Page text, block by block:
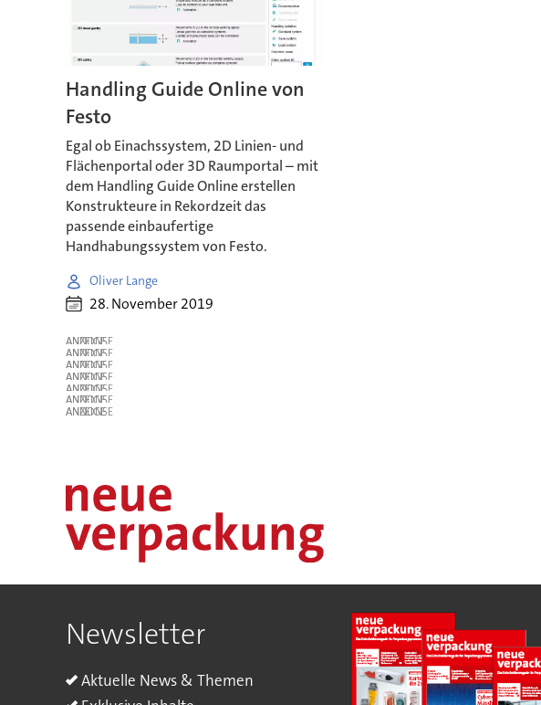
Handling Guide Online von
Festo
Egal ob Einachssystem, 2D Linien- und
Flächenportal oder 3D Raumportal – mit
dem Handling Guide Online erstellen
Konstrukteure in Rekordzeit das
passende einbaufertige
Handhabungssystem von Festo.
Oliver Lange
28. November 2019
ANZEIGE
ANZEIGE
ANZEIGE
ANZEIGE
ANZEIGE
ANZEIGE
ANZEIGE
Newsletter
Aktuelle News & Themen